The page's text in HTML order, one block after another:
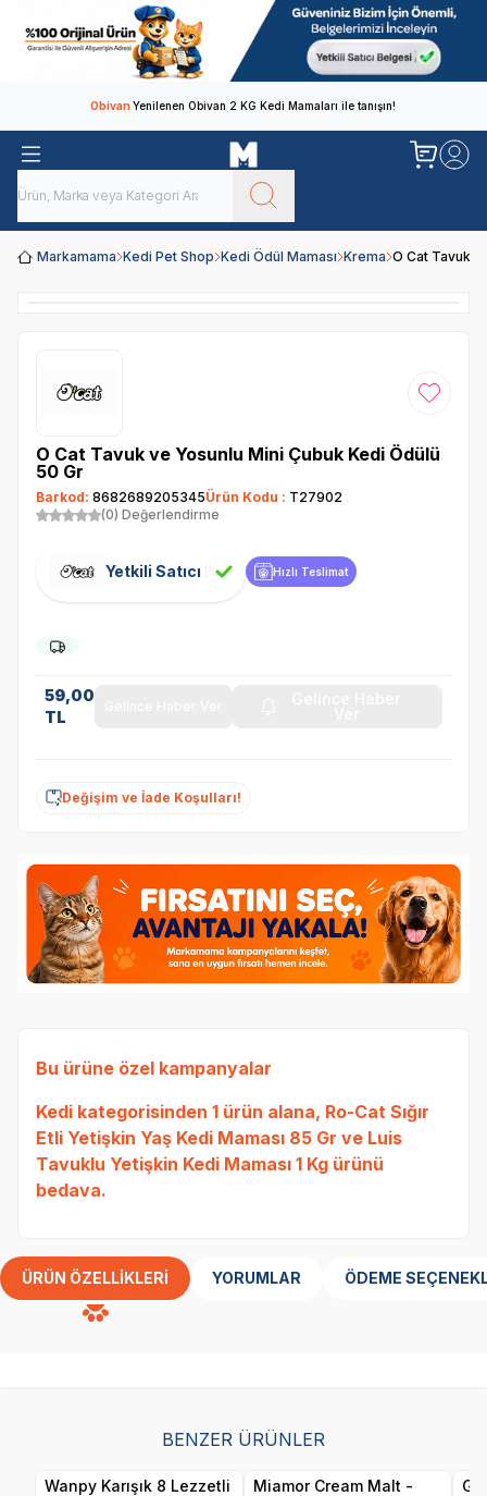
ObivanYenilenen Obivan 2 KG Kedi Mamaları ile tanışın!
Markamama Kedi Pet Shop Kedi Ödül Maması Krema O Cat Tavuk
Favoriye
O Cat Tavuk ve Yosunlu Mini Çubuk Kedi Ödülü
50 Gr
Barkod: 8682689205345Ürün Kodu : T27902
(0) Değerlendirme
Yetkili Satıcı Hızlı Teslimat
59,00
TL
Değişim ve İade Koşulları!
Bu ürüne özel kampanyalar
Kedi kategorisinden 1 ürün alana, Ro-Cat Sığır
Etli Yetişkin Yaş Kedi Maması 85 Gr ve Luis
Tavuklu Yetişkin Kedi Maması 1 Kg ürünü
bedava.
ÜRÜN ÖZELLIKLERI YORUMLAR ÖDEME
BENZER ÜRÜNLER
Wanpy Karışık 8 Lezzetli
Miamor Cream Malt -